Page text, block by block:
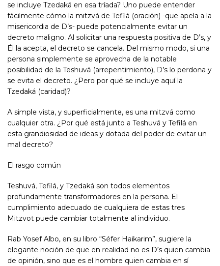
se incluye Tzedaká en esa tríada? Uno puede entender
fácilmente cómo la mitzvá de Tefilá (oración) -que apela a la
misericordia de D’s- puede potencialmente evitar un
decreto maligno. Al solicitar una respuesta positiva de D’s, y
Él la acepta, el decreto se cancela. Del mismo modo, si una
persona simplemente se aprovecha de la notable
posibilidad de la Teshuvá (arrepentimiento), D’s lo perdona y
se evita el decreto. ¿Pero por qué se incluye aquí la
Tzedaká (caridad)?
A simple vista, y superficialmente, es una mitzvá como
cualquier otra. ¿Por qué está junto a Teshuvá y Tefilá en
esta grandiosidad de ideas y dotada del poder de evitar un
mal decreto?
El rasgo común
Teshuvá, Tefilá, y Tzedaká son todos elementos
profundamente transformadores en la persona. El
cumplimiento adecuado de cualquiera de estas tres
Mitzvot puede cambiar totalmente al individuo.
Rab Yosef Albo, en su libro “Séfer Haikarim”, sugiere la
elegante noción de que en realidad no es D’s quien cambia
de opinión, sino que es el hombre quien cambia en sí